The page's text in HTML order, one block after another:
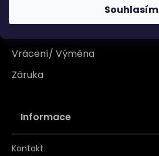
Souhlasím
Vrácení/ Výměna
Záruka
Informace
Kontakt